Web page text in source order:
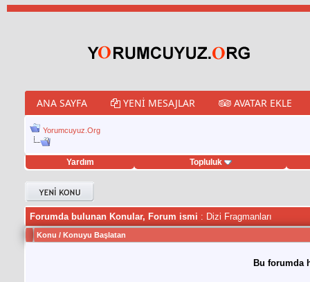
ANA SAYFA YENI MESAJLAR AVATAR EKLE
Yorumcuyuz.Org
Yardım Topluluk
hilesi
Forumda bulunan Konular, Forum ismi : Dizi Fragmanları
Konu / Konuyu Başlatan
Bu forumda